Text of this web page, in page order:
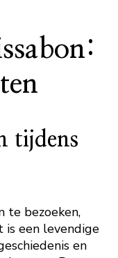
tijdens
te bezoeken,
is een levendige
en